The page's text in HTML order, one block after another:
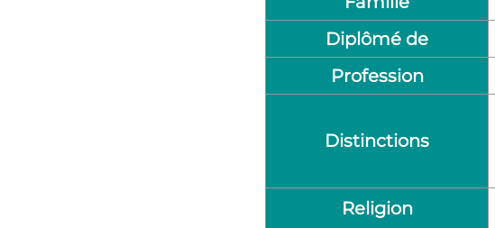
Diplômé de
Profession
Distinctions
Religion